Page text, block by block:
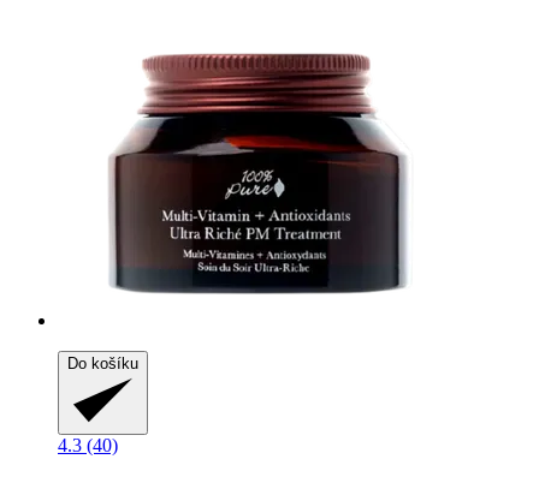
Do košíku
4.3 (40)